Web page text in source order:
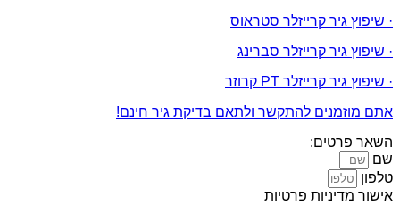
· שיפוץ גיר קרייזלר סטראוס
· שיפוץ גיר קרייזלר סברינג
· שיפוץ גיר קרייזלר PT קרוזר
אתם מוזמנים להתקשר ולתאם בדיקת גיר חינם!
השאר פרטים:
שם
טלפון
אישור מדיניות פרטיות